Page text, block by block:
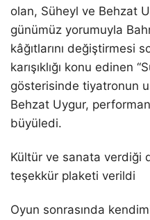
olan, Süheyl ve Behzat
günümüz yorumuyla
kâğıtlarını değiştirmesi
karışıklığı konu edinen
gösterisinde tiyatronun
Behzat Uygur,
büyüledi.
Kültür ve sanata verdiği
teşekkür plaketi verildi
Oyun sonrasında